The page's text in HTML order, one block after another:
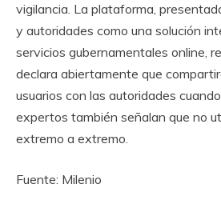
vigilancia. La plataforma,
y autoridades como una solución
servicios gubernamentales online,
declara abiertamente que
usuarios con las autoridades
expertos también señalan que no
extremo a extremo.
Fuente: Milenio